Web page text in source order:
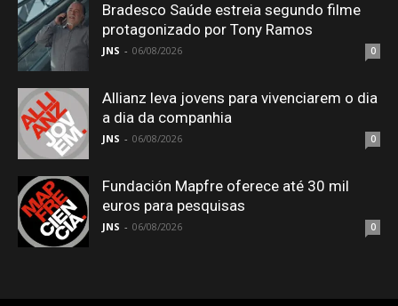
Bradesco Saúde estreia segundo filme
protagonizado por Tony Ramos
JNS - 06/08/2026 0
Allianz leva jovens para vivenciarem o dia
a dia da companhia
JNS - 06/08/2026 0
Fundación Mapfre oferece até 30 mil
euros para pesquisas
JNS - 06/08/2026 0